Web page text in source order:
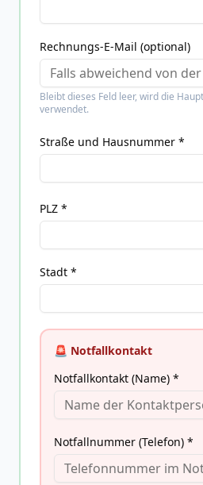
Rechnungs-E-Mail (optional)
Bleibt dieses Feld leer, wird die
verwendet.
Straße und Hausnummer *
PLZ *
Stadt *
🚨 Notfallkontakt
Notfallkontakt (Name) *
Notfallnummer (Telefon) *